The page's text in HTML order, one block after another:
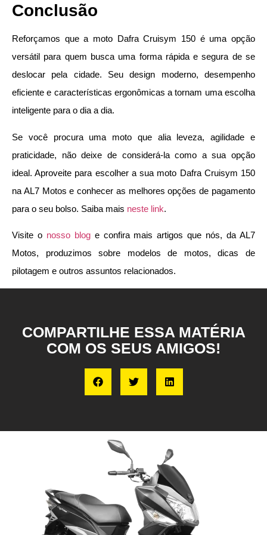
Conclusão
Reforçamos que a moto Dafra Cruisym 150 é uma opção
versátil para quem busca uma forma rápida e segura de se
deslocar pela cidade. Seu design moderno, desempenho
eficiente e características ergonômicas a tornam uma escolha
inteligente para o dia a dia.
Se você procura uma moto que alia leveza, agilidade e
praticidade, não deixe de considerá-la como a sua opção
ideal. Aproveite para escolher a sua moto Dafra Cruisym 150
na AL7 Motos e conhecer as melhores opções de pagamento
para o seu bolso. Saiba mais neste link.
Visite o nosso bloge confira mais artigos que nós, da AL7
Motos, produzimos sobre modelos de motos, dicas de
pilotagem e outros assuntos relacionados.
COMPARTILHE ESSA MATÉRIA
COM OS SEUS AMIGOS!